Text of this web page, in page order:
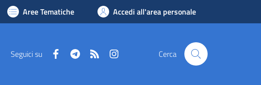
Aree Tematiche Accedi all'area personale
Seguici su FacebookTelegramRSS Cerca